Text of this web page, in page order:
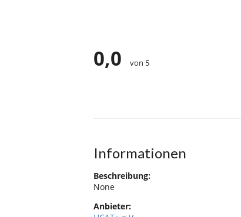
0,0 von 5
Informationen
Beschreibung:
None
Anbieter: